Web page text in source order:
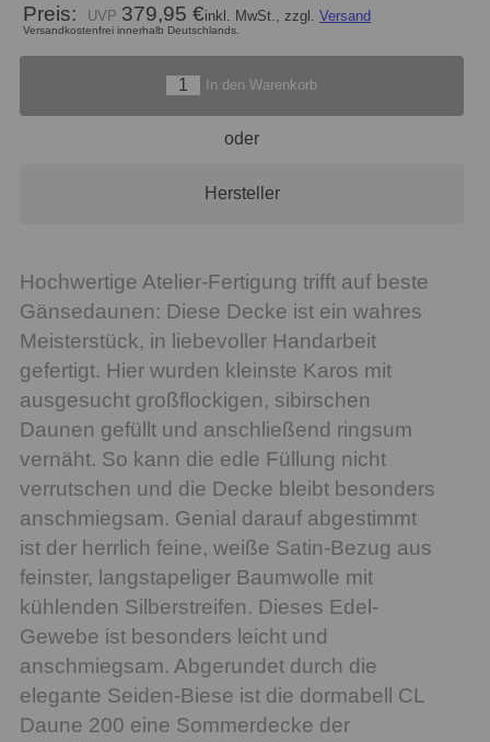
Preis: 379,95 €inkl. MwSt., zzgl. Versand
Versandkostenfrei innerhalb Deutschlands.
In den Warenkorb
oder
Hersteller
Hochwertige Atelier-Fertigung trifft auf beste
Gänsedaunen: Diese Decke ist ein wahres
Meisterstück, in liebevoller Handarbeit
gefertigt. Hier wurden kleinste Karos mit
ausgesucht großflockigen, sibirschen
Daunen gefüllt und anschließend ringsum
vernäht. So kann die edle Füllung nicht
verrutschen und die Decke bleibt besonders
anschmiegsam. Genial darauf abgestimmt
ist der herrlich feine, weiße Satin-Bezug aus
feinster, langstapeliger Baumwolle mit
kühlenden Silberstreifen. Dieses Edel-
Gewebe ist besonders leicht und
anschmiegsam. Abgerundet durch die
elegante Seiden-Biese ist die dormabell CL
Daune 200 eine Sommerdecke der